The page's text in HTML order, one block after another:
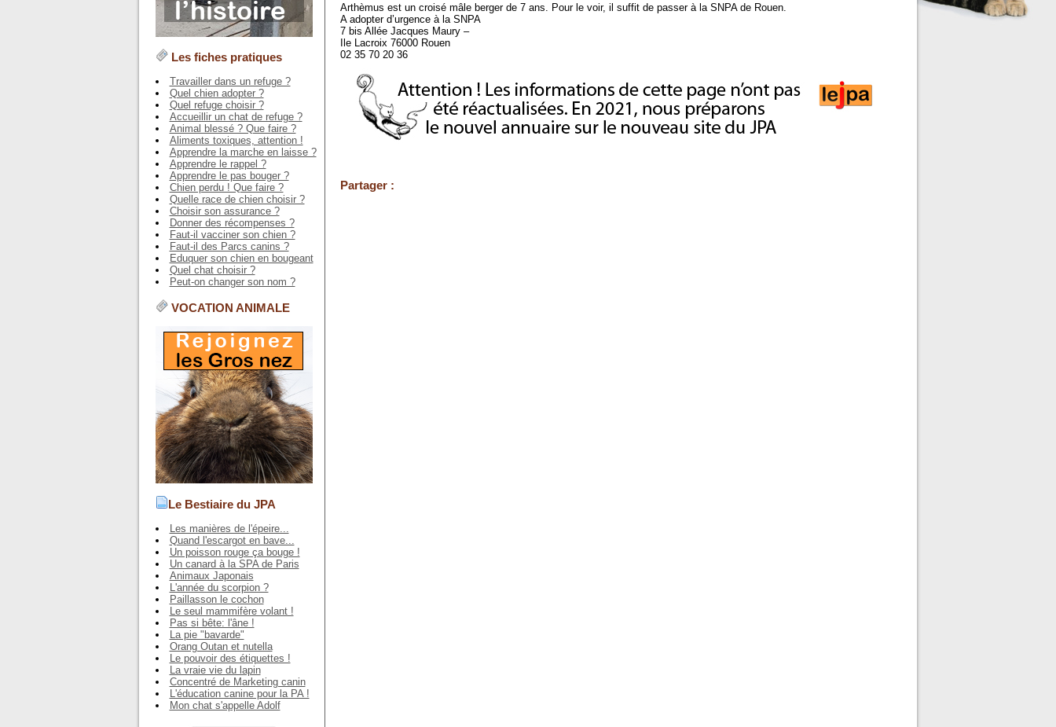
Les fiches pratiques
Travailler dans un refuge ?
Quel chien adopter ?
Quel refuge choisir ?
Accueillir un chat de refuge ?
Animal blessé ? Que faire ?
Aliments toxiques, attention !
Apprendre la marche en laisse ?
Apprendre le rappel ?
Apprendre le pas bouger ?
Chien perdu ! Que faire ?
Quelle race de chien choisir ?
Choisir son assurance ?
Donner des récompenses ?
Faut-il vacciner son chien ?
Faut-il des Parcs canins ?
Eduquer son chien en bougeant
Quel chat choisir ?
Peut-on changer son nom ?
VOCATION ANIMALE
Le Bestiaire du JPA
Les manières de l'épeire...
Quand l'escargot en bave...
Un poisson rouge ça bouge !
Un canard à la SPA de Paris
Animaux Japonais
L'année du scorpion ?
Paillasson le cochon
Le seul mammifère volant !
Pas si bête: l'âne !
La pie "bavarde"
Orang Outan et nutella
Le pouvoir des étiquettes !
La vraie vie du lapin
Concentré de Marketing canin
L'éducation canine pour la PA !
Mon chat s'appelle Adolf
Arthèmus est un croisé mâle berger de 7 ans. Pour le voir, il suffit de passer à la SNPA de Rouen.
A adopter d’urgence à la SNPA
7 bis Allée Jacques Maury –
Ile Lacroix 76000 Rouen
02 35 70 20 36
Partager :